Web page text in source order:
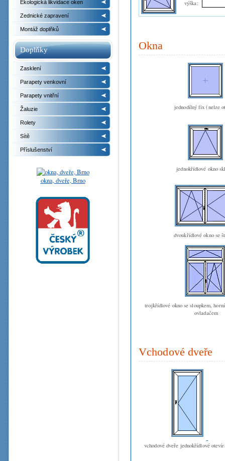
Ekologická likvidace oken
Zednické zapravení
Montáž doplňků
Doplňky
Zasklení
Parapety venkovní
Parapety vnitřní
Žaluzie
Rolety
Sítě
Příslušenství
okna, dveře, Brno
výška:
Okna
jednodílný fix (nelze
jednokřídlové okno
dvoukřídlové okno se
trojkřídlové okno se sloupkem,
ovladačem
Vchodové dveře
vchodové dveře jednokřídlové